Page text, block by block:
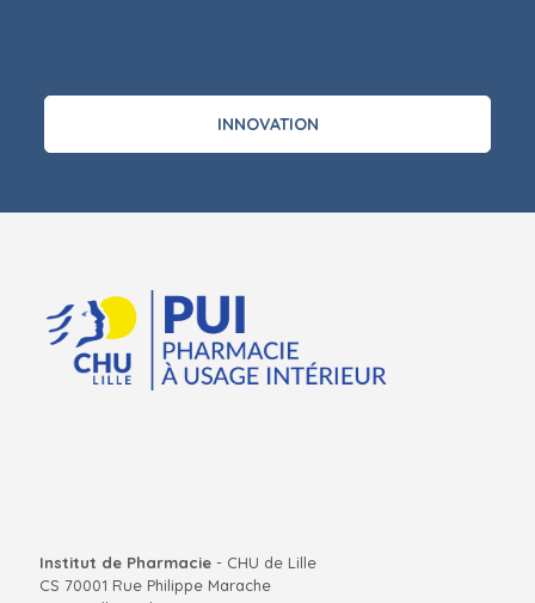
INNOVATION
Institut de Pharmacie - CHU de Lille
CS 70001 Rue Philippe Marache